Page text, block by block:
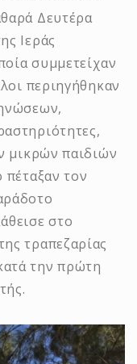
Δευτέρα
Ιεράς
συμμετείχαν
περιηγήθηκαν
μικρών παιδιών
πέταξαν τον
στο
τραπεζαρίας
την πρώτη